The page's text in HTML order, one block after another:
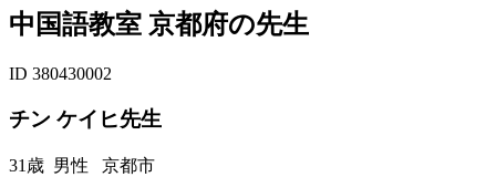
中国語教室 京都府の先生
ID 380430002
チン ケイヒ先生
31歳 男性 京都市